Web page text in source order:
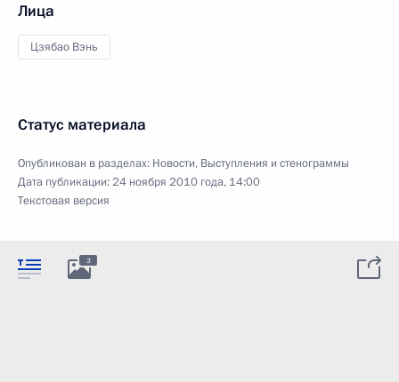
Лица
Цзябао Вэнь
Статус материала
Опубликован в разделах: Новости, Выступления и стенограммы
Дата публикации:24 ноября 2010 года, 14:00
Текстовая версия
3